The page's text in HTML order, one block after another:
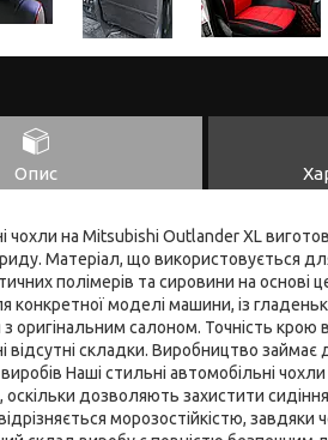
Опис
чохли на Mitsubishi Outlander XL
Матеріал, що використовується
полімерів та сировини на
конкретної моделі машини, із
оригінальним салоном. Точність крою
відсутні складки. Виробництво
Наші стильні автомобільні
оскільки дозволяють захистити
морозостійкістю,